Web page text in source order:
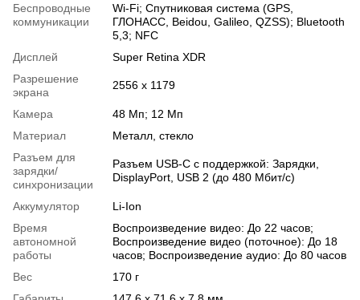
Беспроводные
коммуникации
Wi-Fi; Спутниковая система (GPS,
ГЛОНАСС, Beidou, Galileo, QZSS); Bluetooth
5,3; NFC
Дисплей
Super Retina XDR
Разрешение
экрана
2556 x 1179
Камера
48 Мп; 12 Мп
Материал
Металл, стекло
Разъем для
зарядки/
синхронизации
Разъем USB-C с поддержкой: Зарядки,
DisplayPort, USB 2 (до 480 Мбит/с)
Аккумулятор
Li-Ion
Время
автономной
работы
Воспроизведение видео: До 22 часов;
Воспроизведение видео (поточное): До 18
часов; Воспроизведение аудио: До 80 часов
Вес
170 г